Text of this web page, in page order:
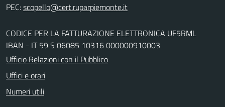
PEC:
CODICE PER LA FATTURAZIONE ELETTRONICA UF5RML
IBAN - IT 59 S 06085 10316 000000910003
Ufficio Relazioni con il Pubblico
Uffici e orari
Numeri utili